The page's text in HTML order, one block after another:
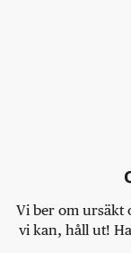
Vi ber om ursäkt
vi kan, håll ut!